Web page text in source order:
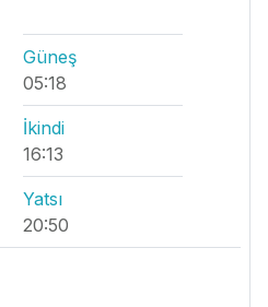
Güneş
05:18
İkindi
16:13
Yatsı
20:50